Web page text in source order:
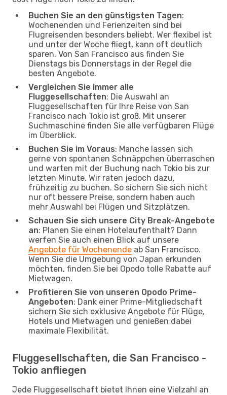
Buchen Sie an den günstigsten Tagen:
Wochenenden und Ferienzeiten sind bei
Flugreisenden besonders beliebt. Wer flexibel ist
und unter der Woche fliegt, kann oft deutlich
sparen. Von San Francisco aus finden Sie
Dienstags bis Donnerstags in der Regel die
besten Angebote.
Vergleichen Sie immer alle
Fluggesellschaften: Die Auswahl an
Fluggesellschaften für Ihre Reise von San
Francisco nach Tokio ist groß. Mit unserer
Suchmaschine finden Sie alle verfügbaren Flüge
im Überblick.
Buchen Sie im Voraus: Manche lassen sich
gerne von spontanen Schnäppchen überraschen
und warten mit der Buchung nach Tokio bis zur
letzten Minute. Wir raten jedoch dazu,
frühzeitig zu buchen. So sichern Sie sich nicht
nur oft bessere Preise, sondern haben auch
mehr Auswahl bei Flügen und Sitzplätzen.
Schauen Sie sich unsere City Break-Angebote
an: Planen Sie einen Hotelaufenthalt? Dann
werfen Sie auch einen Blick auf unsere
Angebote für Wochenende ab San Francisco.
Wenn Sie die Umgebung von Japan erkunden
möchten, finden Sie bei Opodo tolle Rabatte auf
Mietwagen.
Profitieren Sie von unseren Opodo Prime-
Angeboten: Dank einer Prime-Mitgliedschaft
sichern Sie sich exklusive Angebote für Flüge,
Hotels und Mietwagen und genießen dabei
maximale Flexibilität.
Fluggesellschaften, die San Francisco -
Tokio anfliegen
Jede Fluggesellschaft bietet Ihnen eine Vielzahl an